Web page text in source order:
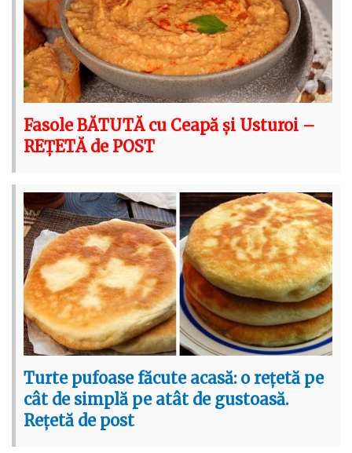
Fasole BĂTUTĂ cu Ceapă și Usturoi –
REȚETĂ de POST
Turte pufoase făcute acasă: o rețetă pe
cât de simplă pe atât de gustoasă.
Rețetă de post